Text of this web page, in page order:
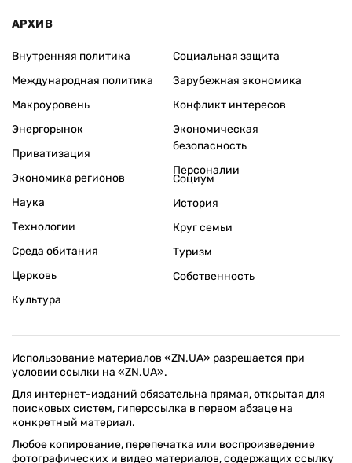
АРХИВ
Внутренняя политика
Международная политика
Макроуровень
Энергорынок
Приватизация
Экономика регионов
Социальная защита
Зарубежная экономика
Конфликт интересов
Экономическая
безопасность
Персоналии
Наука
Технологии
Среда обитания
Церковь
Культура
Социум
История
Круг семьи
Туризм
Собственность
Использование материалов «ZN.UA» разрешается при
условии ссылки на «ZN.UA».
Для интернет-изданий обязательна прямая, открытая для
поисковых систем, гиперссылка в первом абзаце на
конкретный материал.
Любое копирование, перепечатка или воспроизведение
фотографических и видео материалов, содержащих ссылку